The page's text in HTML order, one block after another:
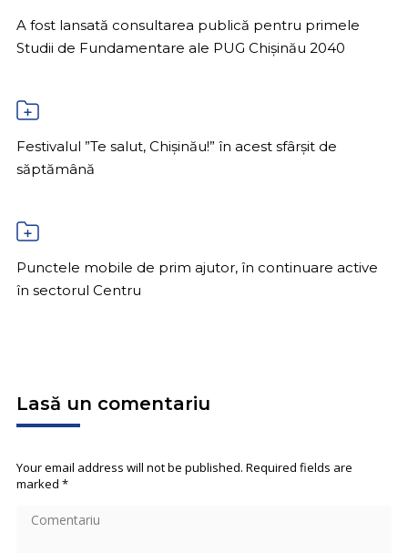
A fost lansată consultarea publică pentru primele
Studii de Fundamentare ale PUG Chișinău 2040
Festivalul ”Te salut, Chișinău!” în acest sfârșit de
săptămână
Punctele mobile de prim ajutor, în continuare active
în sectorul Centru
Lasă un comentariu
Your email address will not be published. Required fields are
marked *
Comentariu